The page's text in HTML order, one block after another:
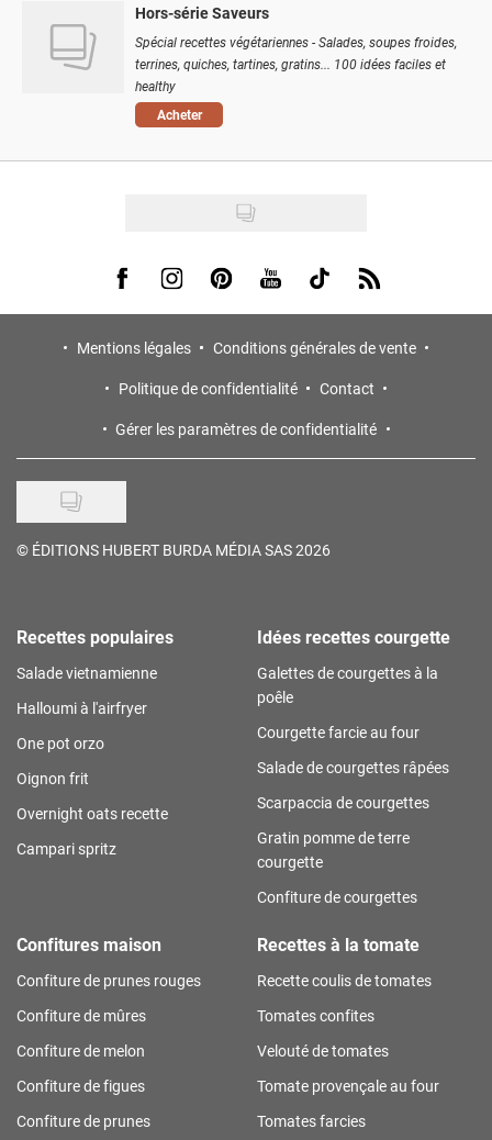
Hors-série Saveurs
Spécial recettes végétariennes - Salades, soupes froides,
terrines, quiches, tartines, gratins... 100 idées faciles et
healthy
Acheter
Visit us on Facebook
Visit us on Instagram
Visit us on Pinterest
Visit us on Youtube
Visit us on Tiktok
Visit us on Rss
Mentions légales
Conditions générales de vente
Politique de confidentialité
Contact
Gérer les paramètres de confidentialité
© ÉDITIONS HUBERT BURDA MÉDIA SAS 2026
Recettes populaires
Salade vietnamienne
Halloumi à l'airfryer
One pot orzo
Oignon frit
Overnight oats recette
Campari spritz
Idées recettes courgette
Galettes de courgettes à la
poêle
Courgette farcie au four
Salade de courgettes râpées
Scarpaccia de courgettes
Gratin pomme de terre
courgette
Confiture de courgettes
Confitures maison
Confiture de prunes rouges
Confiture de mûres
Confiture de melon
Confiture de figues
Confiture de prunes
Recettes à la tomate
Recette coulis de tomates
Tomates confites
Velouté de tomates
Tomate provençale au four
Tomates farcies